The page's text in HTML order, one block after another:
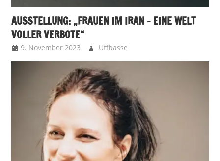
AUSSTELLUNG: „FRAUEN IM IRAN – EINE WELT
VOLLER VERBOTE“
9. November 2023 Uffbasse